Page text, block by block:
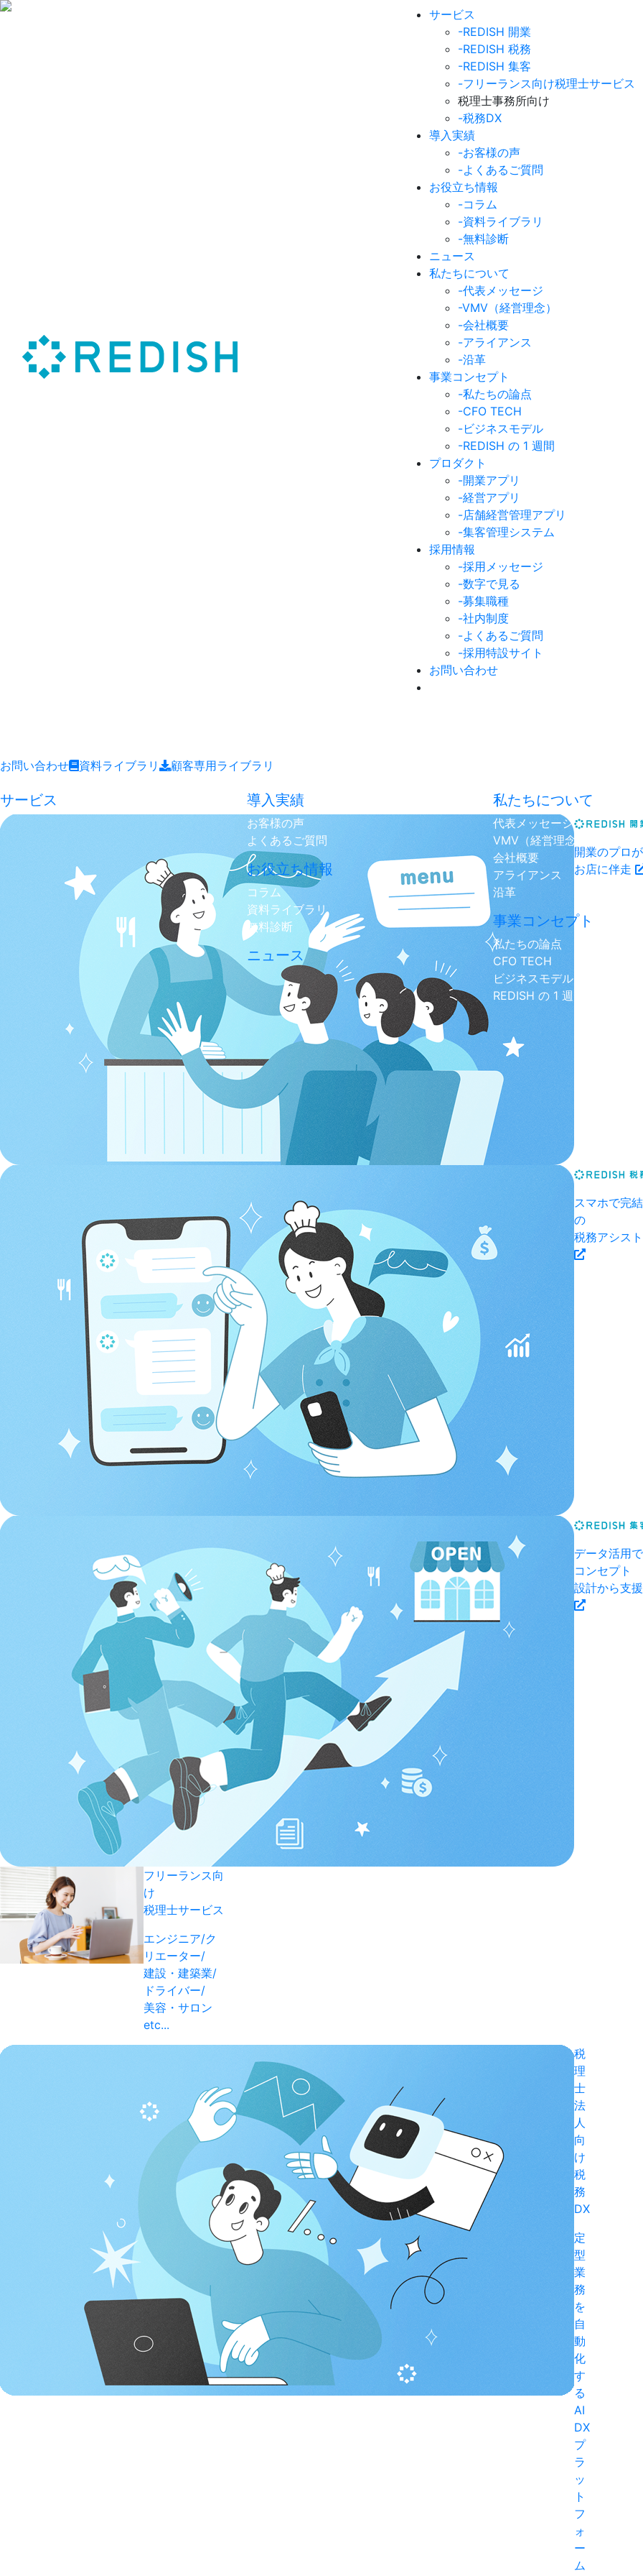
サービス
-REDISH 開業
-REDISH 税務
-REDISH 集客
-フリーランス向け税理士サービス
税理士事務所向け
-税務DX
導入実績
-お客様の声
-よくあるご質問
お役立ち情報
-コラム
-資料ライブラリ
-無料診断
ニュース
私たちについて
-代表メッセージ
-VMV（経営理念）
-会社概要
-アライアンス
-沿革
事業コンセプト
-私たちの論点
-CFO TECH
-ビジネスモデル
-REDISH の 1 週間
プロダクト
-開業アプリ
-経営アプリ
-店舗経営管理アプリ
-集客管理システム
採用情報
-採用メッセージ
-数字で見る
-募集職種
-社内制度
-よくあるご質問
-採用特設サイト
お問い合わせ
お問い合わせ 資料ライブラリ 顧客専用ライブラリ
サービス
開業のプロが
お店に伴走
スマホで完結
の
税務アシスト
データ活用で
コンセプト
設計から支援
フリーランス向
け
税理士サービス
エンジニア/ク
リエーター/
建設・建築業/
ドライバー/
美容・サロン
etc...
税
理
士
法
人
向
け
税
務
DX
定
型
業
務
を
自
動
化
す
る
AI
DX
プ
ラ
ッ
ト
フ
ォ
ー
ム
導入実績
お客様の声
よくあるご質問
お役立ち情報
コラム
資料ライブラリ
無料診断
ニュース
私たちについて
代表メッセージ
VMV（経営理念）
会社概要
アライアンス
沿革
事業コンセプト
私たちの論点
CFO TECH
ビジネスモデル
REDISH の 1 週間